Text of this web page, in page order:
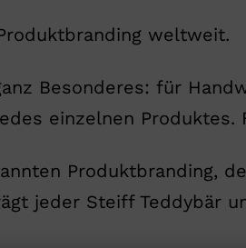
weltweit.
Besonderes: für
einzelnen Produktes.
Produktbranding,
jeder Steiff Teddybär